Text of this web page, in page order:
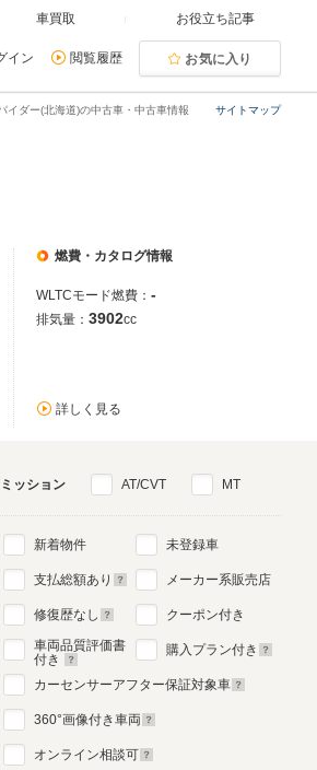
車買取 お役立ち記事
イン 閲覧履歴 お気に入り
サイトマップ
イダー(北海道)の中古車・中古車情報
燃費・カタログ情報
WLTCモード燃費： -
排気量： 3902cc
詳しく見る
ミッション AT/CVT MT
新着物件
支払総額あり
修復歴なし
車両品質評価書
付き
未登録車
メーカー系販売店
クーポン付き
購入プラン付き
カーセンサーアフター保証対象車
360°画像付き車両
オンライン相談可